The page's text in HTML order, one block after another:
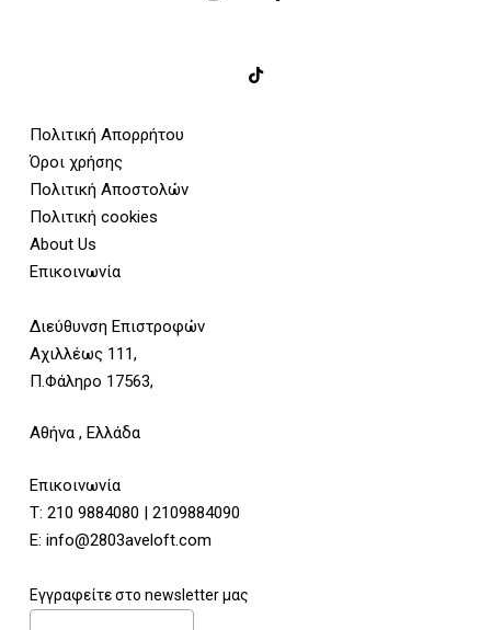
Πολιτική Απορρήτου
Όροι χρήσης
Πολιτική Αποστολών
Πολιτική cookies
About Us
Επικοινωνία
Διεύθυνση Επιστροφών
Αχιλλέως 111,
Π.Φάληρο 17563,
Αθήνα , Ελλάδα
Επικοινωνία
Τ: 210 9884080 | 2109884090
E: info@2803aveloft.com
Εγγραφείτε στο newsletter μας